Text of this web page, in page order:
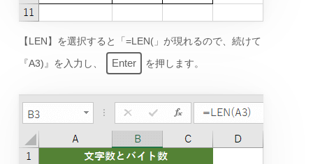
【LEN】を選択すると「=LEN(」が現れるので、続けて
『A3)』を入力し、
Enter を押します。